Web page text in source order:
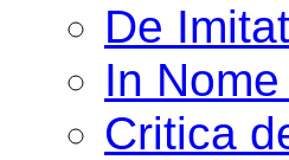
De
In
Critica